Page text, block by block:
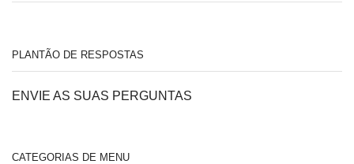
PLANTÃO DE RESPOSTAS
ENVIE AS SUAS PERGUNTAS
CATEGORIAS DE MENU